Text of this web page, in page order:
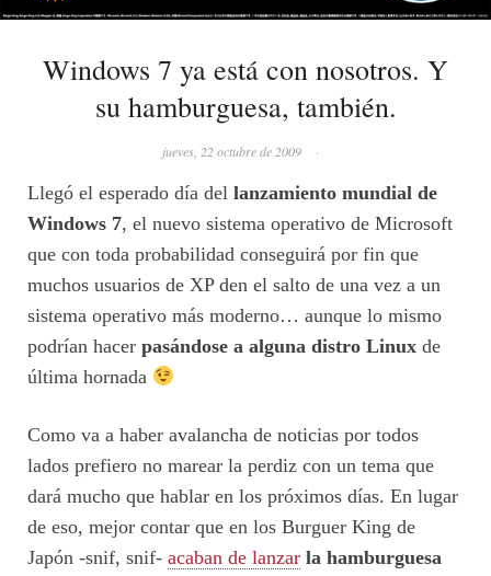
Windows 7 ya está con nosotros. Y
su hamburguesa, también.
jueves, 22 octubre de 2009 ·
Llegó el esperado día del lanzamiento mundial de
Windows 7, el nuevo sistema operativo de Microsoft
que con toda probabilidad conseguirá por fin que
muchos usuarios de XP den el salto de una vez a un
sistema operativo más moderno… aunque lo mismo
podrían hacer pasándose a alguna distro Linux de
última hornada
Como va a haber avalancha de noticias por todos
lados prefiero no marear la perdiz con un tema que
dará mucho que hablar en los próximos días. En lugar
de eso, mejor contar que en los Burguer King de
Japón -snif, snif- acaban de lanzar la hamburguesa